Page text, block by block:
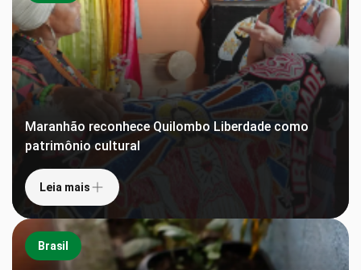
Maranhão reconhece Quilombo Liberdade como
patrimônio cultural
Leia mais
Brasil